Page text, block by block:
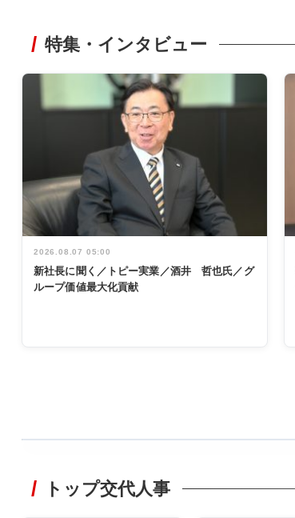
特集・インタビュー
2026.08.07 05:00
新社長に聞く／トピー実業／酒井 哲也氏／グ
ループ価値最大化貢献
非鉄業界で
トップ交代人事